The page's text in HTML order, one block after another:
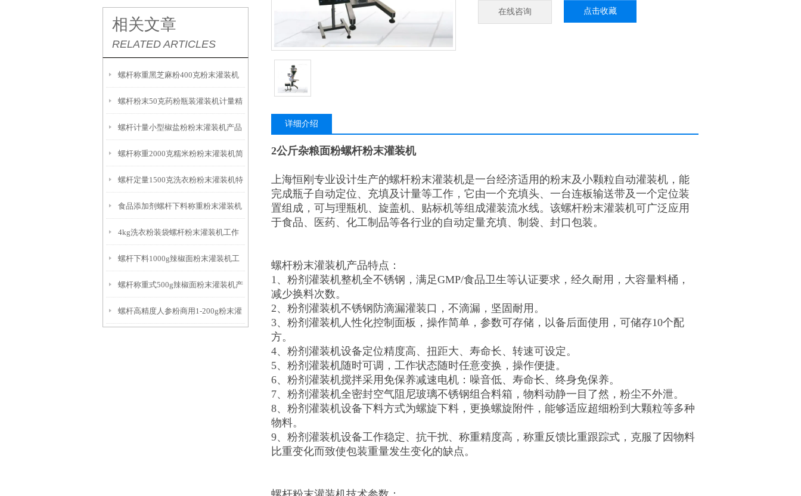
相关文章
RELATED ARTICLES
螺杆称重黑芝麻粉400克粉末灌装机
产品简介
螺杆粉末50克药粉瓶装灌装机计量精
准
螺杆计量小型椒盐粉粉末灌装机产品
简介
螺杆称重2000克糯米粉粉末灌装机简
介
螺杆定量1500克洗衣粉粉末灌装机特
点
食品添加剂螺杆下料称重粉末灌装机
厂家
4kg洗衣粉装袋螺杆粉末灌装机工作
原理
螺杆下料1000g辣椒面粉末灌装机工
作原理
螺杆称重式500g辣椒面粉末灌装机产
品简介
螺杆高精度人参粉商用1-200g粉末灌
在线咨询 点击收藏
详细介绍
2公斤杂粮面粉螺杆粉末灌装机
上海恒刚专业设计生产的螺杆粉末灌装机是一台经济适用的粉末及小颗粒自动灌装机，能
完成瓶子自动定位、充填及计量等工作，它由一个充填头、一台连板输送带及一个定位装
置组成，可与理瓶机、旋盖机、贴标机等组成灌装流水线。该螺杆粉末灌装机可广泛应用
于食品、医药、化工制品等各行业的自动定量充填、制袋、封口包装。
螺杆粉末灌装机产品特点：
1、粉剂灌装机整机全不锈钢，满足GMP/食品卫生等认证要求，经久耐用，大容量料桶，
减少换料次数。
2、粉剂灌装机不锈钢防滴漏灌装口，不滴漏，坚固耐用。
3、粉剂灌装机人性化控制面板，操作简单，参数可存储，以备后面使用，可储存10个配
方。
4、粉剂灌装机设备定位精度高、扭距大、寿命长、转速可设定。
5、粉剂灌装机随时可调，工作状态随时任意变换，操作便捷。
6、粉剂灌装机搅拌采用免保养减速电机：噪音低、寿命长、终身免保养。
7、粉剂灌装机全密封空气阻尼玻璃不锈钢组合料箱，物料动静一目了然，粉尘不外泄。
8、粉剂灌装机设备下料方式为螺旋下料，更换螺旋附件，能够适应超细粉到大颗粒等多种
物料。
9、粉剂灌装机设备工作稳定、抗干扰、称重精度高，称重反馈比重跟踪式，克服了因物料
比重变化而致使包装重量发生变化的缺点。